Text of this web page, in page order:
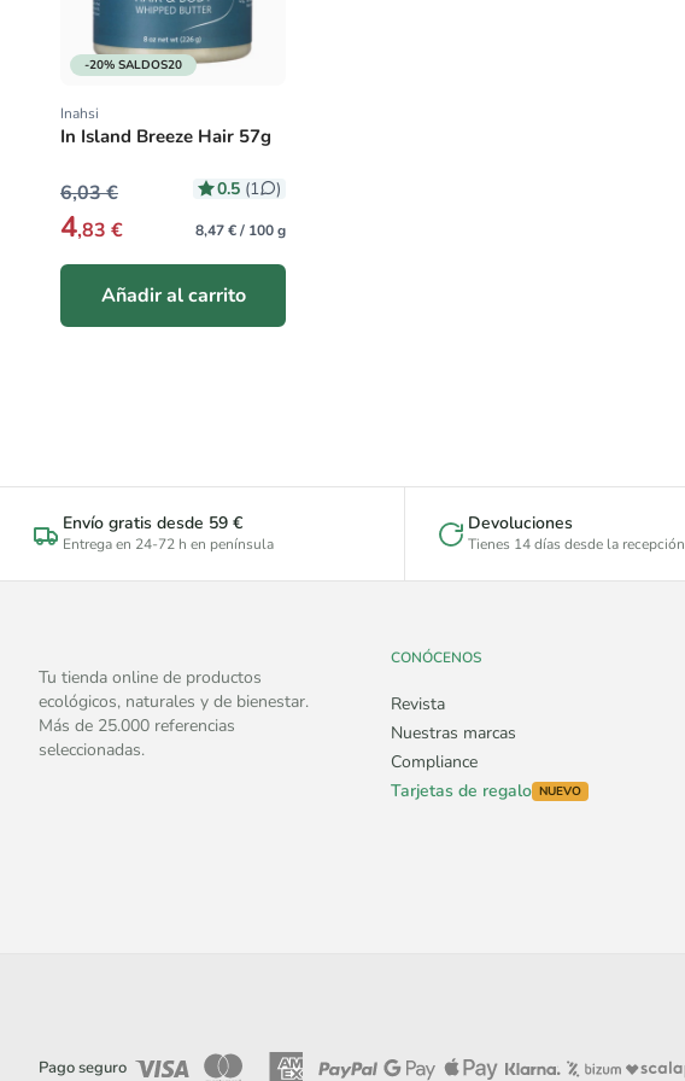
-20% SALDOS20
Proveedor:
Inahsi
In Island Breeze Hair 57g
0.5 (1 )
6,03 €
4,83 € 8,47 € / 100 g
Añadir al carrito
Envío gratis desde 59 €
Entrega en 24-72 h en península
Devoluciones
Tienes 14 días desde la recepción
Tu tienda online de productos
ecológicos, naturales y de bienestar.
Más de 25.000 referencias
seleccionadas.
CONÓCENOS
Revista
Nuestras marcas
Compliance
Tarjetas de regalo NUEVO
Pago seguro